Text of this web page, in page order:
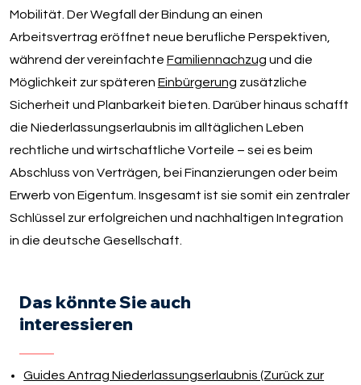
Mobilität. Der Wegfall der Bindung an einen
Arbeitsvertrag eröffnet neue berufliche Perspektiven,
während der vereinfachte Familiennachzug und die
Möglichkeit zur späteren Einbürgerung zusätzliche
Sicherheit und Planbarkeit bieten. Darüber hinaus schafft
die Niederlassungserlaubnis im alltäglichen Leben
rechtliche und wirtschaftliche Vorteile – sei es beim
Abschluss von Verträgen, bei Finanzierungen oder beim
Erwerb von Eigentum. Insgesamt ist sie somit ein zentraler
Schlüssel zur erfolgreichen und nachhaltigen Integration
in die deutsche Gesellschaft.
Das könnte Sie auch
interessieren
Guides Antrag Niederlassungserlaubnis (Zurück zur